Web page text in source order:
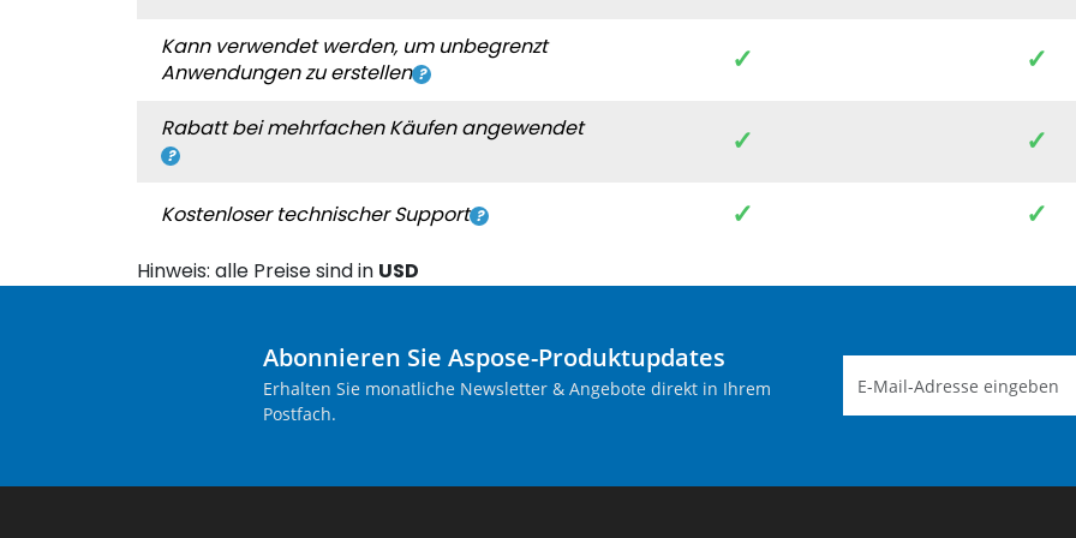
Kann verwendet werden, um unbegrenzt
Anwendungen zu erstellen
✓ ✓
Rabatt bei mehrfachen Käufen angewendet ✓ ✓
Kostenloser technischer Support ✓ ✓
Hinweis: alle Preise sind in USD
Abonnieren Sie Aspose-Produktupdates
Erhalten Sie monatliche Newsletter & Angebote direkt in Ihrem
Postfach.